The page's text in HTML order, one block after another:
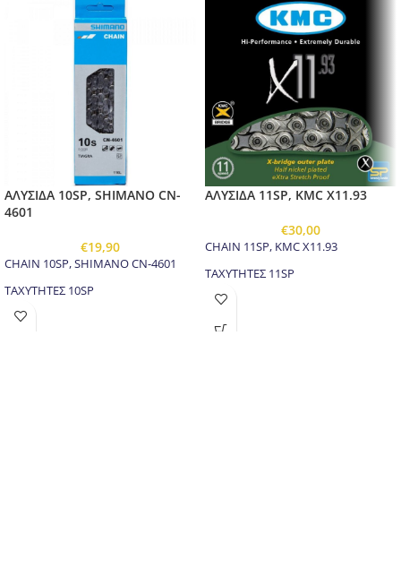
ΑΛΥΣΙΔΑ 10SP, SHIMANO CN-
4601
€19,90
CHAIN 10SP, SHIMANO CN-4601
ΤΑΧΥΤΗΤΕΣ 10SP
ΑΛΥΣΙΔΑ 11SP, KMC X11.93
€30,00
CHAIN 11SP, KMC X11.93
ΤΑΧΥΤΗΤΕΣ 11SP